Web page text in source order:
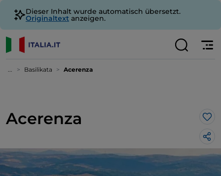
Dieser Inhalt wurde automatisch übersetzt.
Originaltext anzeigen.
... Basilikata Acerenza
Acerenza